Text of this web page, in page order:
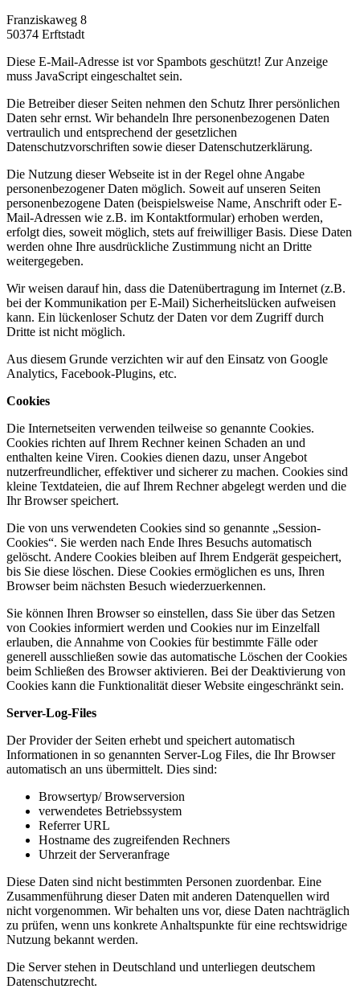
Franziskaweg 8
50374 Erftstadt
Diese E-Mail-Adresse ist vor Spambots geschützt! Zur Anzeige
muss JavaScript eingeschaltet sein.
Die Betreiber dieser Seiten nehmen den Schutz Ihrer persönlichen
Daten sehr ernst. Wir behandeln Ihre personenbezogenen Daten
vertraulich und entsprechend der gesetzlichen
Datenschutzvorschriften sowie dieser Datenschutzerklärung.
Die Nutzung dieser Webseite ist in der Regel ohne Angabe
personenbezogener Daten möglich. Soweit auf unseren Seiten
personenbezogene Daten (beispielsweise Name, Anschrift oder E-
Mail-Adressen wie z.B. im Kontaktformular) erhoben werden,
erfolgt dies, soweit möglich, stets auf freiwilliger Basis. Diese Daten
werden ohne Ihre ausdrückliche Zustimmung nicht an Dritte
weitergegeben.
Wir weisen darauf hin, dass die Datenübertragung im Internet (z.B.
bei der Kommunikation per E-Mail) Sicherheitslücken aufweisen
kann. Ein lückenloser Schutz der Daten vor dem Zugriff durch
Dritte ist nicht möglich.
Aus diesem Grunde verzichten wir auf den Einsatz von Google
Analytics, Facebook-Plugins, etc.
Cookies
Die Internetseiten verwenden teilweise so genannte Cookies.
Cookies richten auf Ihrem Rechner keinen Schaden an und
enthalten keine Viren. Cookies dienen dazu, unser Angebot
nutzerfreundlicher, effektiver und sicherer zu machen. Cookies sind
kleine Textdateien, die auf Ihrem Rechner abgelegt werden und die
Ihr Browser speichert.
Die von uns verwendeten Cookies sind so genannte „Session-
Cookies“. Sie werden nach Ende Ihres Besuchs automatisch
gelöscht. Andere Cookies bleiben auf Ihrem Endgerät gespeichert,
bis Sie diese löschen. Diese Cookies ermöglichen es uns, Ihren
Browser beim nächsten Besuch wiederzuerkennen.
Sie können Ihren Browser so einstellen, dass Sie über das Setzen
von Cookies informiert werden und Cookies nur im Einzelfall
erlauben, die Annahme von Cookies für bestimmte Fälle oder
generell ausschließen sowie das automatische Löschen der Cookies
beim Schließen des Browser aktivieren. Bei der Deaktivierung von
Cookies kann die Funktionalität dieser Website eingeschränkt sein.
Server-Log-Files
Der Provider der Seiten erhebt und speichert automatisch
Informationen in so genannten Server-Log Files, die Ihr Browser
automatisch an uns übermittelt. Dies sind:
Browsertyp/ Browserversion
verwendetes Betriebssystem
Referrer URL
Hostname des zugreifenden Rechners
Uhrzeit der Serveranfrage
Diese Daten sind nicht bestimmten Personen zuordenbar. Eine
Zusammenführung dieser Daten mit anderen Datenquellen wird
nicht vorgenommen. Wir behalten uns vor, diese Daten nachträglich
zu prüfen, wenn uns konkrete Anhaltspunkte für eine rechtswidrige
Nutzung bekannt werden.
Die Server stehen in Deutschland und unterliegen deutschem
Datenschutzrecht.